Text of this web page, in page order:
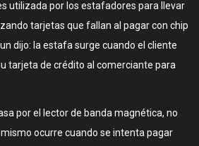
utilizada por los estafadores para llevar
tarjetas que fallan al pagar con chip
dijo: la estafa surge cuando el cliente
tarjeta de crédito al comerciante para
por el lector de banda magnética, no
ocurre cuando se intenta pagar